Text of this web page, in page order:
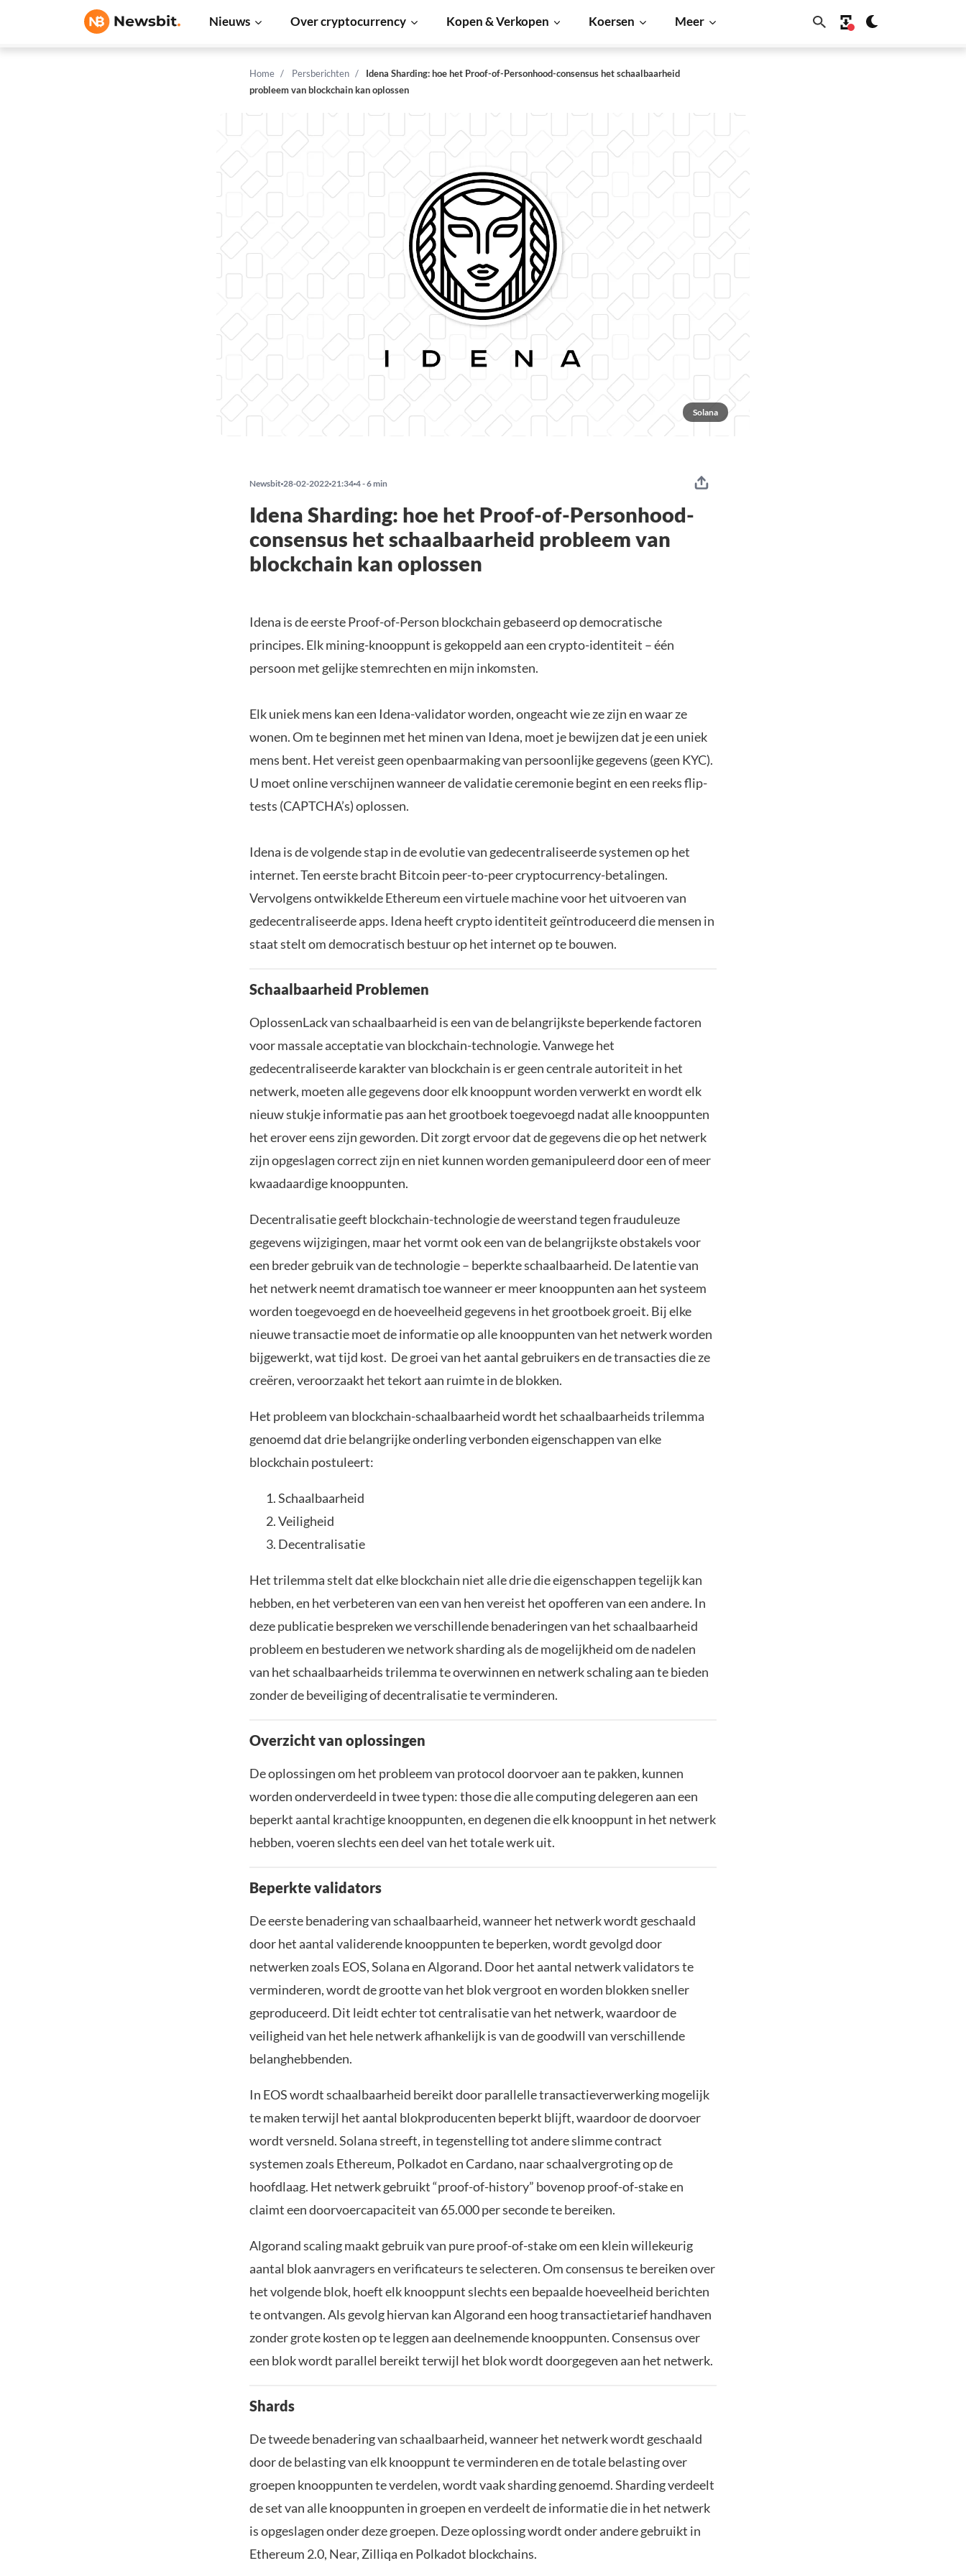
Nieuws Over cryptocurrency Kopen & Verkopen Koersen Meer
Home Persberichten
Idena Sharding: hoe het Proof-of-Personhood-consensus het schaalbaarheid
probleem van blockchain kan oplossen
Solana
Newsbit 28-02-2022 21:34 4 - 6 min
Idena Sharding: hoe het Proof-of-Personhood-
consensus het schaalbaarheid probleem van
blockchain kan oplossen
Idena is de eerste Proof-of-Person blockchain gebaseerd op democratische
principes. Elk mining-knooppunt is gekoppeld aan een crypto-identiteit – één
persoon met gelijke stemrechten en mijn inkomsten.
Elk uniek mens kan een Idena-validator worden, ongeacht wie ze zijn en waar ze
wonen. Om te beginnen met het minen van Idena, moet je bewijzen dat je een uniek
mens bent. Het vereist geen openbaarmaking van persoonlijke gegevens (geen KYC).
U moet online verschijnen wanneer de validatie ceremonie begint en een reeks flip-
tests (CAPTCHA’s) oplossen.
Idena is de volgende stap in de evolutie van gedecentraliseerde systemen op het
internet. Ten eerste bracht Bitcoin peer-to-peer cryptocurrency-betalingen.
Vervolgens ontwikkelde Ethereum een virtuele machine voor het uitvoeren van
gedecentraliseerde apps. Idena heeft crypto identiteit geïntroduceerd die mensen in
staat stelt om democratisch bestuur op het internet op te bouwen.
Schaalbaarheid Problemen
OplossenLack van schaalbaarheid is een van de belangrijkste beperkende factoren
voor massale acceptatie van blockchain-technologie. Vanwege het
gedecentraliseerde karakter van blockchain is er geen centrale autoriteit in het
netwerk, moeten alle gegevens door elk knooppunt worden verwerkt en wordt elk
nieuw stukje informatie pas aan het grootboek toegevoegd nadat alle knooppunten
het erover eens zijn geworden. Dit zorgt ervoor dat de gegevens die op het netwerk
zijn opgeslagen correct zijn en niet kunnen worden gemanipuleerd door een of meer
kwaadaardige knooppunten.
Decentralisatie geeft blockchain-technologie de weerstand tegen frauduleuze
gegevens wijzigingen, maar het vormt ook een van de belangrijkste obstakels voor
een breder gebruik van de technologie – beperkte schaalbaarheid. De latentie van
het netwerk neemt dramatisch toe wanneer er meer knooppunten aan het systeem
worden toegevoegd en de hoeveelheid gegevens in het grootboek groeit. Bij elke
nieuwe transactie moet de informatie op alle knooppunten van het netwerk worden
bijgewerkt, wat tijd kost. De groei van het aantal gebruikers en de transacties die ze
creëren, veroorzaakt het tekort aan ruimte in de blokken.
Het probleem van blockchain-schaalbaarheid wordt het schaalbaarheids trilemma
genoemd dat drie belangrijke onderling verbonden eigenschappen van elke
blockchain postuleert:
Schaalbaarheid
Veiligheid
Decentralisatie
Het trilemma stelt dat elke blockchain niet alle drie die eigenschappen tegelijk kan
hebben, en het verbeteren van een van hen vereist het opofferen van een andere. In
deze publicatie bespreken we verschillende benaderingen van het schaalbaarheid
probleem en bestuderen we network sharding als de mogelijkheid om de nadelen
van het schaalbaarheids trilemma te overwinnen en netwerk schaling aan te bieden
zonder de beveiliging of decentralisatie te verminderen.
Overzicht van oplossingen
De oplossingen om het probleem van protocol doorvoer aan te pakken, kunnen
worden onderverdeeld in twee typen: those die alle computing delegeren aan een
beperkt aantal krachtige knooppunten, en degenen die elk knooppunt in het netwerk
hebben, voeren slechts een deel van het totale werk uit.
Beperkte validators
De eerste benadering van schaalbaarheid, wanneer het netwerk wordt geschaald
door het aantal validerende knooppunten te beperken, wordt gevolgd door
netwerken zoals EOS, Solana en Algorand. Door het aantal netwerk validators te
verminderen, wordt de grootte van het blok vergroot en worden blokken sneller
geproduceerd. Dit leidt echter tot centralisatie van het netwerk, waardoor de
veiligheid van het hele netwerk afhankelijk is van de goodwill van verschillende
belanghebbenden.
In EOS wordt schaalbaarheid bereikt door parallelle transactieverwerking mogelijk
te maken terwijl het aantal blokproducenten beperkt blijft, waardoor de doorvoer
wordt versneld. Solana streeft, in tegenstelling tot andere slimme contract
systemen zoals Ethereum, Polkadot en Cardano, naar schaalvergroting op de
hoofdlaag. Het netwerk gebruikt “proof-of-history” bovenop proof-of-stake en
claimt een doorvoercapaciteit van 65.000 per seconde te bereiken.
Algorand scaling maakt gebruik van pure proof-of-stake om een klein willekeurig
aantal blok aanvragers en verificateurs te selecteren. Om consensus te bereiken over
het volgende blok, hoeft elk knooppunt slechts een bepaalde hoeveelheid berichten
te ontvangen. Als gevolg hiervan kan Algorand een hoog transactietarief handhaven
zonder grote kosten op te leggen aan deelnemende knooppunten. Consensus over
een blok wordt parallel bereikt terwijl het blok wordt doorgegeven aan het netwerk.
Shards
De tweede benadering van schaalbaarheid, wanneer het netwerk wordt geschaald
door de belasting van elk knooppunt te verminderen en de totale belasting over
groepen knooppunten te verdelen, wordt vaak sharding genoemd. Sharding verdeelt
de set van alle knooppunten in groepen en verdeelt de informatie die in het netwerk
is opgeslagen onder deze groepen. Deze oplossing wordt onder andere gebruikt in
Ethereum 2.0, Near, Zilliqa en Polkadot blockchains.